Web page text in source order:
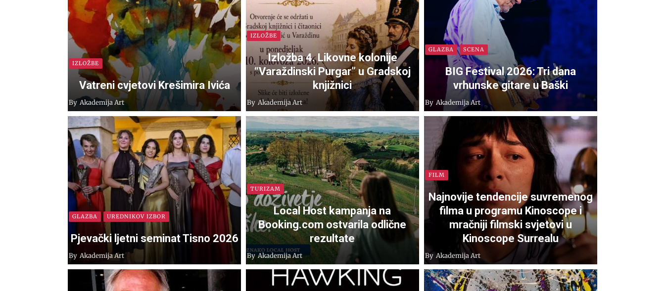
IZLOŽBE
Vatreni cvjetovi Krešimira Ivića
By Akademija Art
IZLOŽBE
Izložba 4. Likovne kolonije
“Varaždinski Purgar” u Gradskoj
knjižnici
By Akademija Art
GLAZBA SCENA
BIG Festival 2026: Tri dana
vrhunske gitare u Baški
By Akademija Art
GLAZBA UREDNIKOV IZBOR
Pjevački ljetni seminat Tisno 2026
By Akademija Art
TURIZAM
Local Host kampanja na
Booking.com ostvarila odlične
rezultate
By Akademija Art
FILM
Najnovije tendencije suvremenog
filma u programu Kinoscope i
mračniji filmski svjetovi u
Kinoscope Surrealu
By Akademija Art